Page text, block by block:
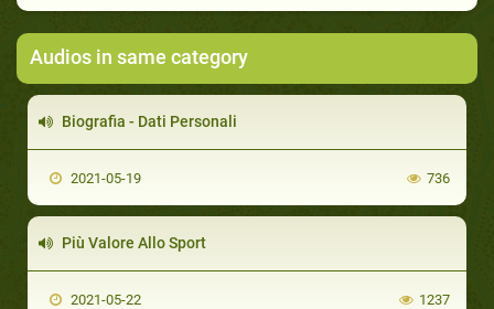
Audios in same category
Biografia - Dati Personali
2021-05-19 736
Più Valore Allo Sport
2021-05-22 1237